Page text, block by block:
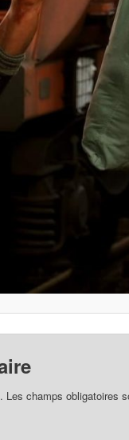
Les champs obligatoires